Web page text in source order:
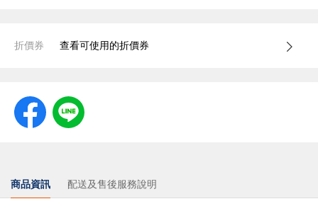
折價券 查看可使用的折價券
商品資訊 配送及售後服務說明